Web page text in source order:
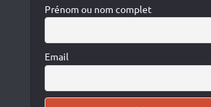
Prénom ou nom complet
Email